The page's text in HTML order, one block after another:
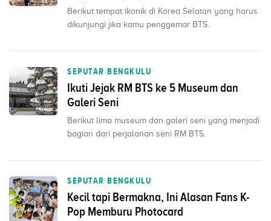
Berikut tempat ikonik di Korea Selatan yang harus
dikunjungi jika kamu penggemar BTS.
SEPUTAR BENGKULU
Ikuti Jejak RM BTS ke 5 Museum dan
Galeri Seni
Berikut lima museum dan galeri seni yang menjadi
bagian dari perjalanan seni RM BTS.
SEPUTAR BENGKULU
Kecil tapi Bermakna, Ini Alasan Fans K-
Pop Memburu Photocard